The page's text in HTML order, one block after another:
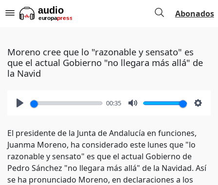
Abonados
Moreno cree que lo "razonable y sensato" es
que el actual Gobierno "no llegara más allá" de
la Navid
00:35
El presidente de la Junta de Andalucía en funciones,
Juanma Moreno, ha considerado este lunes que "lo
razonable y sensato" es que el actual Gobierno de
Pedro Sánchez "no llegara más allá" de la Navidad. Así
se ha pronunciado Moreno, en declaraciones a los